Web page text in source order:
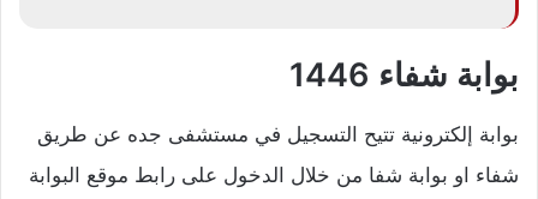
بوابة شفاء 1446
بوابة إلكترونية تتيح التسجيل في مستشفى جده عن طريق
شفاء او بوابة شفا من خلال الدخول على رابط موقع البوابة